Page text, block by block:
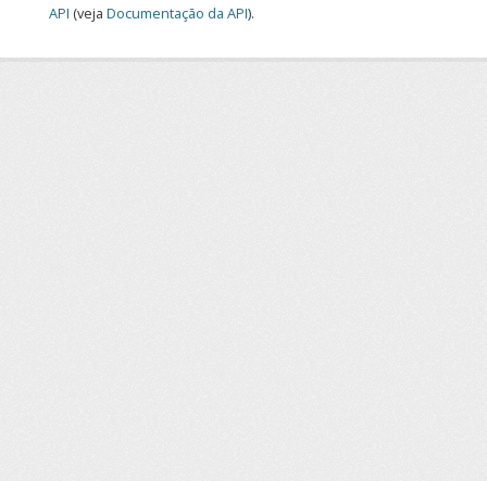
API (veja Documentação da API).